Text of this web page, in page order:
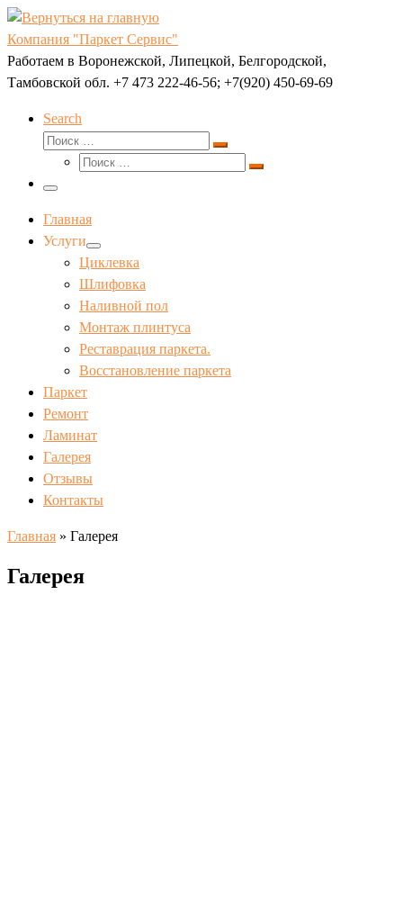
Компания "Паркет Сервис"
Работаем в Воронежской, Липецкой, Белгородской,
Тамбовской обл. +7 473 222-46-56; +7(920) 450-69-69
Search
Поиск
Поиск
Поиск
Поиск
Меню
Главная
Услуги
Циклевка
Шлифовка
Наливной пол
Монтаж плинтуса
Реставрация паркета.
Восстановление паркета
Паркет
Ремонт
Ламинат
Галерея
Отзывы
Контакты
Главная » Галерея
Галерея